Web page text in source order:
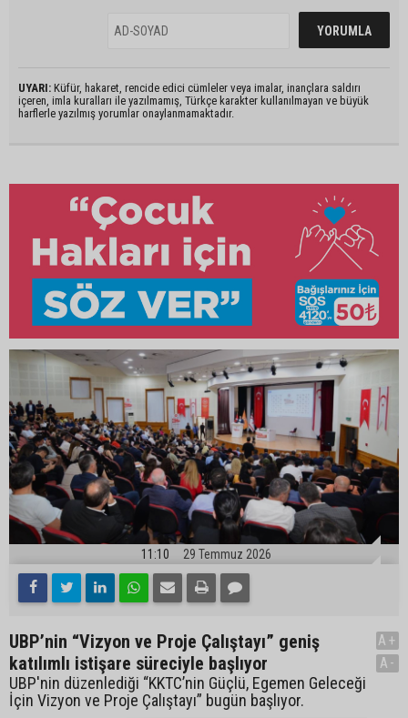
UYARI: Küfür, hakaret, rencide edici cümleler veya imalar, inançlara saldırı
içeren, imla kuralları ile yazılmamış, Türkçe karakter kullanılmayan ve büyük
harflerle yazılmış yorumlar onaylanmamaktadır.
11:10 29 Temmuz 2026
UBP’nin “Vizyon ve Proje Çalıştayı” geniş
katılımlı istişare süreciyle başlıyor
UBP'nin düzenlediği “KKTC’nin Güçlü, Egemen Geleceği
İçin Vizyon ve Proje Çalıştayı” bugün başlıyor.
A+
A-